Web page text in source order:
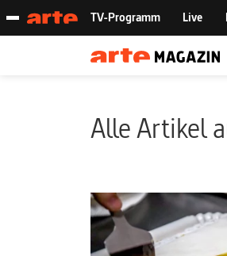
Alle Artikel